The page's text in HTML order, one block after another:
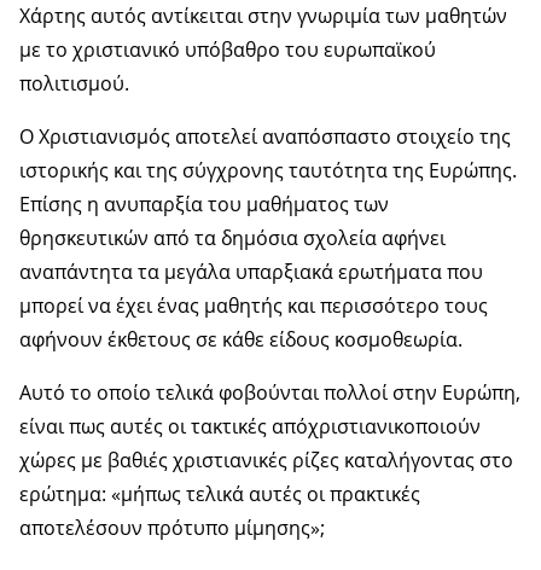
Χάρτης αυτός αντίκειται στην γνωριμία των μαθητών
με το χριστιανικό υπόβαθρο του ευρωπαϊκού
πολιτισμού.
Ο Χριστιανισμός αποτελεί αναπόσπαστο στοιχείο της
ιστορικής και της σύγχρονης ταυτότητα της Ευρώπης.
Επίσης η ανυπαρξία του μαθήματος των
θρησκευτικών από τα δημόσια σχολεία αφήνει
αναπάντητα τα μεγάλα υπαρξιακά ερωτήματα που
μπορεί να έχει ένας μαθητής και περισσότερο τους
αφήνουν έκθετους σε κάθε είδους κοσμοθεωρία.
Αυτό το οποίο τελικά φοβούνται πολλοί στην Ευρώπη,
είναι πως αυτές οι τακτικές απόχριστιανικοποιούν
χώρες με βαθιές χριστιανικές ρίζες καταλήγοντας στο
ερώτημα: «μήπως τελικά αυτές οι πρακτικές
αποτελέσουν πρότυπο μίμησης»;